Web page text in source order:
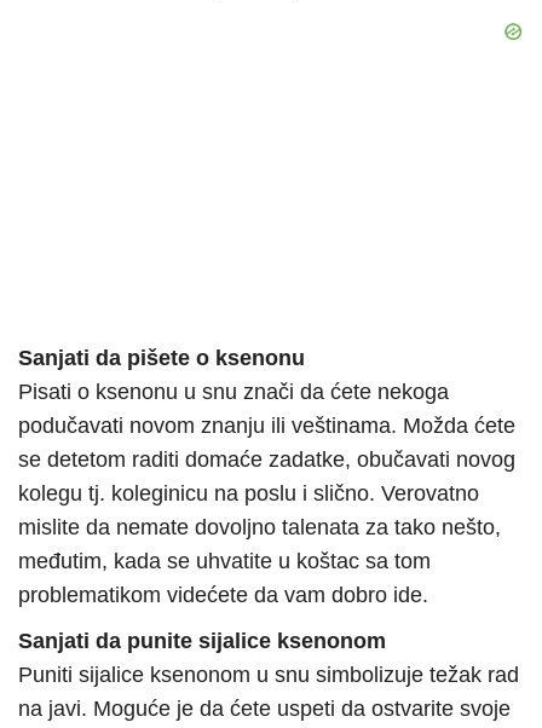
Sanjati da pišete o ksenonu
Pisati o ksenonu u snu znači da ćete nekoga
podučavati novom znanju ili veštinama. Možda ćete
se detetom raditi domaće zadatke, obučavati novog
kolegu tj. koleginicu na poslu i slično. Verovatno
mislite da nemate dovoljno talenata za tako nešto,
međutim, kada se uhvatite u koštac sa tom
problematikom videćete da vam dobro ide.
Sanjati da punite sijalice ksenonom
Puniti sijalice ksenonom u snu simbolizuje težak rad
na javi. Moguće je da ćete uspeti da ostvarite svoje